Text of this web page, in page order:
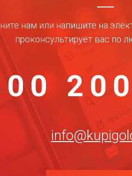
нам или напишите на
проконсультирует вас по